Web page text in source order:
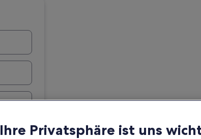
Ihre Privatsphäre ist uns